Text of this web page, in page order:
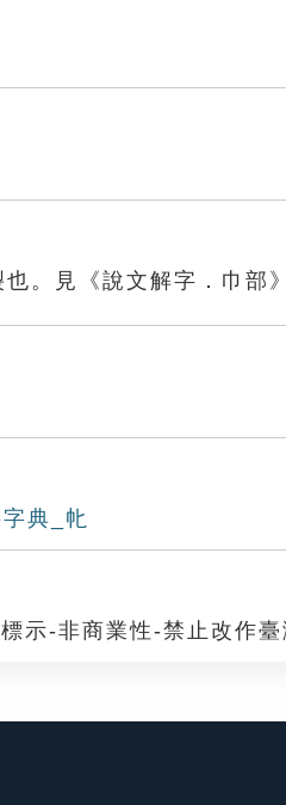
也。見《說文解字．巾部
典_㠲
示-非商業性-禁止改作